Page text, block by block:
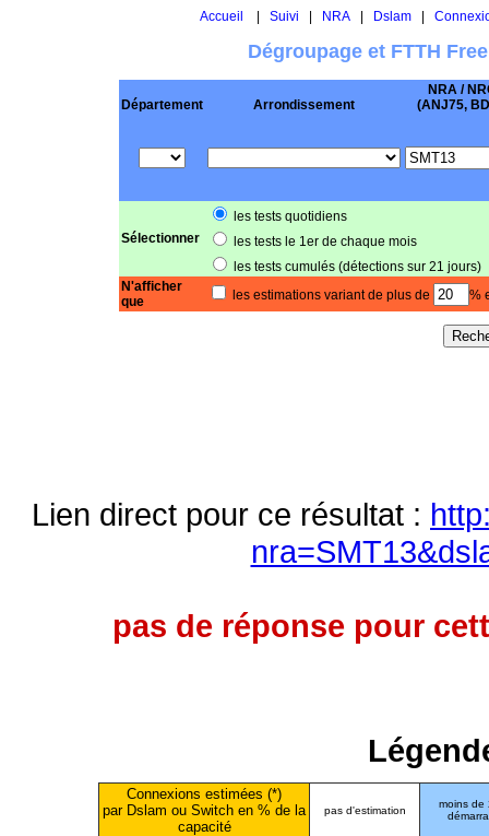
Accueil Suivi NRA| Dslam|
Dégroupage et FTTH
Département Arrondissement
NRA /
(ANJ75,
Sélectionner
les tests quotidiens
les tests le 1er de chaque mois
les tests cumulés (détections sur 21 jours)
N'afficher
que
les estimations variant de plus de %
Lien direct pour ce résultat :
pas de réponse pour
Connexions estimées (*)
par Dslam ou Switch en % de la
capacité
pas d'estimation
moins de